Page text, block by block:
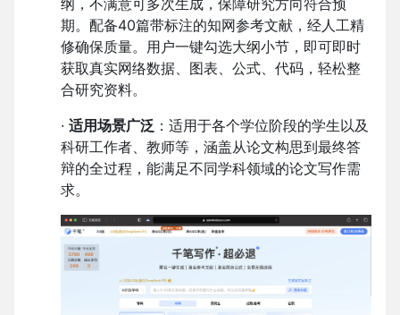
纲，不满意可多次生成，保障研究方向符合预
期。配备40篇带标注的知网参考文献，经人工精
修确保质量。用户一键勾选大纲小节，即可即时
获取真实网络数据、图表、公式、代码，轻松整
合研究资料。
· 适用场景广泛 ：适用于各个学位阶段的学生以及
科研工作者、教师等，涵盖从论文构思到最终答
辩的全过程，能满足不同学科领域的论文写作需
求。